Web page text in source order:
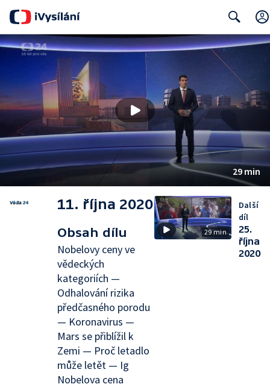
Search
29 min
11. října 2020
Obsah dílu
Nobelovy ceny ve
vědeckých
kategoriích —
Odhalování rizika
předčasného porodu
— Koronavirus —
Mars se přiblížil k
Zemi — Proč letadlo
může letět — Ig
Nobelova cena
29 min
Další
díl
25.
října
2020